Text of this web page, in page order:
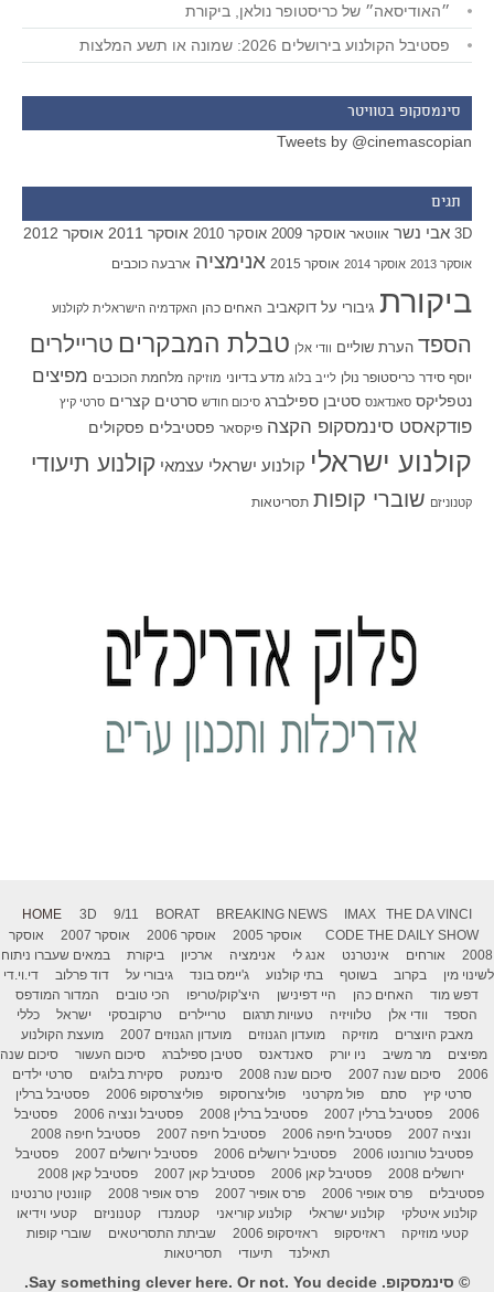
״האודיסאה״ של כריסטופר נולאן, ביקורת
פסטיבל הקולנוע בירושלים 2026: שמונה או תשע המלצות
סינמסקופ בטוויטר
Tweets by @cinemascopian
תגים
3D אבי נשר אווטאר אוסקר 2009 אוסקר 2010 אוסקר 2011 אוסקר 2012
אוסקר 2013 אוסקר 2014 אוסקר 2015 אנימציה ארבעה כוכבים
ביקורת גיבורי על דוקאביב האחים כהן האקדמיה הישראלית לקולנוע
הספד הערת שוליים וודי אלן טבלת המבקרים טריילרים
יוסף סידר כריסטופר נולן לייב בלוג מדע בדיוני מוזיקה מלחמת הכוכבים מפיצים
נטפליקס סאנדאנס סטיבן ספילברג סיכום חודש סרטים קצרים סרטי קיץ
פודקאסט סינמסקופ הקצה פיקסאר פסטיבלים פסקולים
קולנוע ישראלי קולנוע ישראלי עצמאי קולנוע תיעודי
קטנוניזם שוברי קופות תסריטאות
HOME 3D 9/11 BORAT BREAKING NEWS IMAX
THE DA VINCI
CODE THE DAILY SHOW אוסקר 2005 אוסקר 2006 אוסקר 2007
אוסקר
2008
אורחים אינטרנט אנג לי אנימציה ארכיון ביקורת
במאים שעברו ניתוח
לשינוי מין
בקרוב בשוטף בתי קולנוע ג'יימס בונד גיבורי על דוד פרלוב
די.וי.די
דפש מוד
האחים כהן היי דפינישן היצ'קוק/טריפו הכי טובים
המדור המודפס
הספד
וודי אלן טלוויזיה טעויות תרגום טריילרים טרקובסקי ישראל
כללי
מאבק היוצרים
מוזיקה מועדון הגנוזים מועדון הגנוזים 2007
מועצת הקולנוע
מפיצים
מר משיב ניו יורק סאנדאנס סטיבן ספילברג סיכום העשור
סיכום שנה
2006
סיכום שנה 2007 סיכום שנה 2008 סינמטק סקירת בלוגים
סרטי ילדים
סרטי קיץ
סתם פול מקרטני פוליצרוסקופ פוליצרסקופ 2006
פסטיבל ברלין
2006
פסטיבל ברלין 2007 פסטיבל ברלין 2008 פסטיבל ונציה 2006
פסטיבל
ונציה 2007
פסטיבל חיפה 2006 פסטיבל חיפה 2007
פסטיבל חיפה 2008
פסטיבל טורונטו 2006
פסטיבל ירושלים 2006 פסטיבל ירושלים 2007
פסטיבל
ירושלים 2008
פסטיבל קאן 2006 פסטיבל קאן 2007
פסטיבל קאן 2008
פסטיבלים
פרס אופיר 2006 פרס אופיר 2007 פרס אופיר 2008
קוונטין טרנטינו
קולנוע איטלקי
קולנוע ישראלי קולנוע קוריאני קטמנדו קטנוניזם
קטעי וידיאו
קטעי מוזיקה
ראזיסקופ ראזיסקופ 2006 שביתת התסריטאים
שוברי קופות
תאילנד
תיעודי תסריטאות
© סינמסקופ. Say something clever here. Or not. You decide.